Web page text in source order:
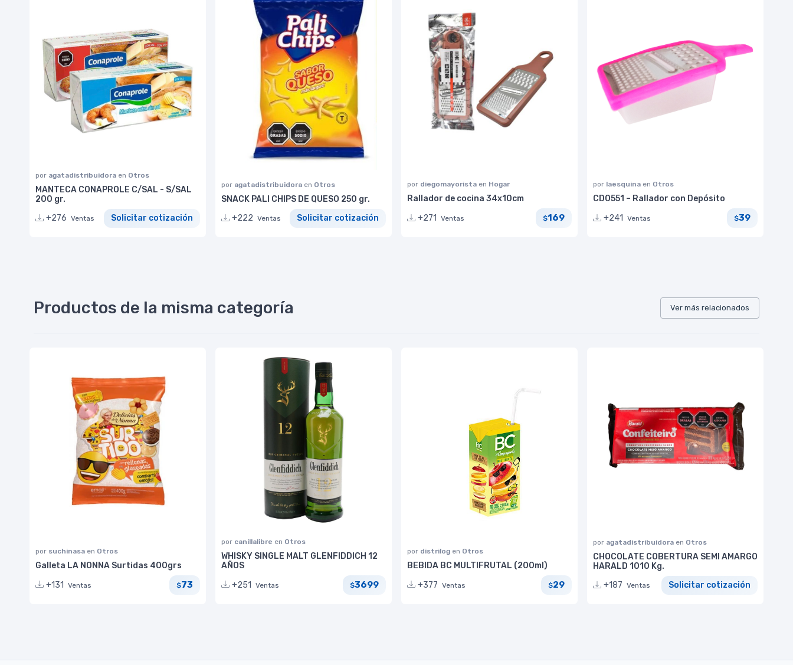
por agatadistribuidora en Otros
MANTECA CONAPROLE C/SAL - S/SAL
200 gr.
+276 Ventas Solicitar cotización
por agatadistribuidora en Otros
SNACK PALI CHIPS DE QUESO 250 gr.
+222 Ventas Solicitar cotización
por diegomayorista en Hogar
Rallador de cocina 34x10cm
+271
Ventas $169
por laesquina en Otros
CD0551 – Rallador con Depósito
+241
Ventas $39
Productos de la misma categoría Ver más relacionados
por suchinasa en Otros
Galleta LA NONNA Surtidas 400grs
+131
Ventas $73
por canillalibre en Otros
WHISKY SINGLE MALT GLENFIDDICH 12
AÑOS
+251
Ventas $3699
por distrilog en Otros
BEBIDA BC MULTIFRUTAL (200ml)
+377 Ventas $29
por agatadistribuidora en Otros
CHOCOLATE COBERTURA SEMI AMARGO
HARALD 1010 Kg.
+187 Ventas Solicitar cotización